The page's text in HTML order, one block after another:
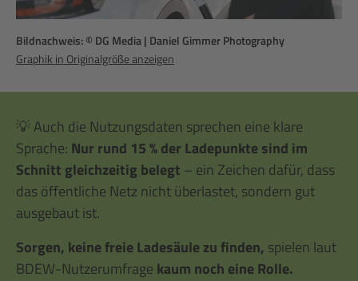
Bildnachweis: © DG Media | Daniel Gimmer Photography
Graphik in Originalgröße anzeigen
💡 Auch die Nutzungsdaten sprechen eine klare
Sprache: Nur rund 15 % der Ladepunkte sind im
Schnitt gleichzeitig belegt – ein Zeichen dafür, dass
das öffentliche Netz nicht überlastet, sondern gut
ausgebaut ist.
Sorgen, keine freie Ladesäule zu finden, spielen laut
BDEW-Nutzerumfrage kaum noch eine Rolle.